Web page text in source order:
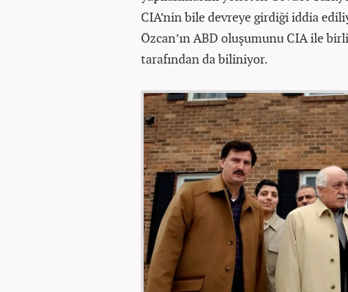
CIA’nin bile devreye girdiği iddia
Özcan’ın ABD oluşumunu CIA ile
tarafından da biliniyor.